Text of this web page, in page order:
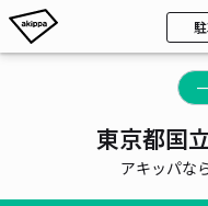
東京都国
アキッパな